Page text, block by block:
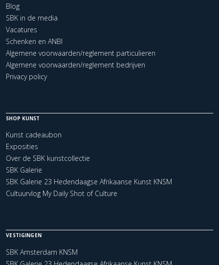
Blog
SBK in de media
Vacatures
Schenken en ANBI
Algemene voorwaarden/reglement particulieren
Algemene voorwaarden/reglement bedrijven
Privacy policy
SHOP KUNST
Kunst cadeaubon
Exposities
Over de SBK kunstcollectie
SBK Galerie
SBK Galerie 23 Hedendaagse Afrikaanse Kunst KNSM
Cultuurvlog My Daily Shot of Culture
VESTIGINGEN
SBK Amsterdam KNSM